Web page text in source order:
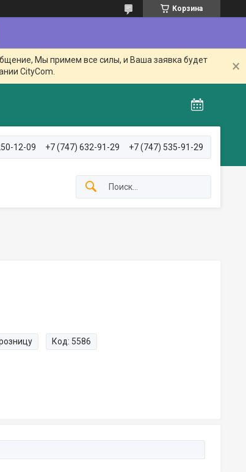
Корзина
Мы примем все силы, и Ваша заявка будет
CityCom.
12-09 +7 (747) 632-91-29 +7 (747) 535-91-29
Код: 5586